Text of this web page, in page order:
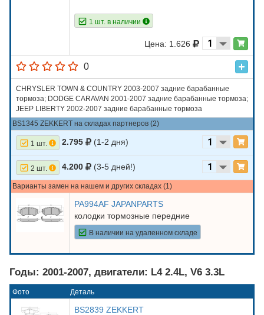
1 шт. в наличии
Цена: 1.626
0
CHRYSLER TOWN & COUNTRY 2003-2007 задние барабанные
тормоза; DODGE CARAVAN 2001-2007 задние барабанные тормоза;
JEEP LIBERTY 2002-2007 задние барабанные тормоза
BS1345 ZEKKERT на складах партнеров (2)
1 шт. 2.795 (1-2 дня)
2 шт. 4.200 (3-5 дней!)
Варианты замен на нашем и других складах (1)
PA994AF JAPANPARTS
колодки тормозные передние
В наличии на удаленном складе
Годы: 2001-2007, двигатели: L4 2.4L, V6 3.3L
Фото Деталь
BS2839 ZEKKERT